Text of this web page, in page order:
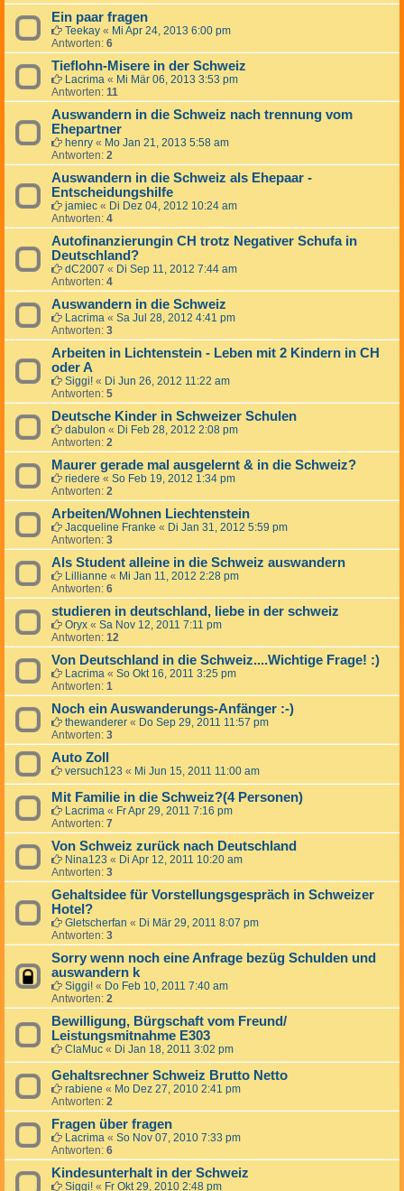
Ein paar fragen
Teekay « Mi Apr 24, 2013 6:00 pm
Antworten: 6
Tieflohn-Misere in der Schweiz
Lacrima « Mi Mär 06, 2013 3:53 pm
Antworten: 11
Auswandern in die Schweiz nach trennung vom
Ehepartner
henry « Mo Jan 21, 2013 5:58 am
Antworten: 2
Auswandern in die Schweiz als Ehepaar -
Entscheidungshilfe
jamiec « Di Dez 04, 2012 10:24 am
Antworten: 4
Autofinanzierungin CH trotz Negativer Schufa in
Deutschland?
dC2007 « Di Sep 11, 2012 7:44 am
Antworten: 4
Auswandern in die Schweiz
Lacrima « Sa Jul 28, 2012 4:41 pm
Antworten: 3
Arbeiten in Lichtenstein - Leben mit 2 Kindern in CH
oder A
Siggi! « Di Jun 26, 2012 11:22 am
Antworten: 5
Deutsche Kinder in Schweizer Schulen
dabulon « Di Feb 28, 2012 2:08 pm
Antworten: 2
Maurer gerade mal ausgelernt & in die Schweiz?
riedere « So Feb 19, 2012 1:34 pm
Antworten: 2
Arbeiten/Wohnen Liechtenstein
Jacqueline Franke « Di Jan 31, 2012 5:59 pm
Antworten: 3
Als Student alleine in die Schweiz auswandern
Lillianne « Mi Jan 11, 2012 2:28 pm
Antworten: 6
studieren in deutschland, liebe in der schweiz
Oryx « Sa Nov 12, 2011 7:11 pm
Antworten: 12
Von Deutschland in die Schweiz....Wichtige Frage! :)
Lacrima « So Okt 16, 2011 3:25 pm
Antworten: 1
Noch ein Auswanderungs-Anfänger :-)
thewanderer « Do Sep 29, 2011 11:57 pm
Antworten: 3
Auto Zoll
versuch123 « Mi Jun 15, 2011 11:00 am
Mit Familie in die Schweiz?(4 Personen)
Lacrima « Fr Apr 29, 2011 7:16 pm
Antworten: 7
Von Schweiz zurück nach Deutschland
Nina123 « Di Apr 12, 2011 10:20 am
Antworten: 3
Gehaltsidee für Vorstellungsgespräch in Schweizer
Hotel?
Gletscherfan « Di Mär 29, 2011 8:07 pm
Antworten: 3
Sorry wenn noch eine Anfrage bezüg Schulden und
auswandern k
Siggi! « Do Feb 10, 2011 7:40 am
Antworten: 2
Bewilligung, Bürgschaft vom Freund/
Leistungsmitnahme E303
ClaMuc « Di Jan 18, 2011 3:02 pm
Gehaltsrechner Schweiz Brutto Netto
rabiene « Mo Dez 27, 2010 2:41 pm
Antworten: 2
Fragen über fragen
Lacrima « So Nov 07, 2010 7:33 pm
Antworten: 6
Kindesunterhalt in der Schweiz
Siggi! « Fr Okt 29, 2010 2:48 pm